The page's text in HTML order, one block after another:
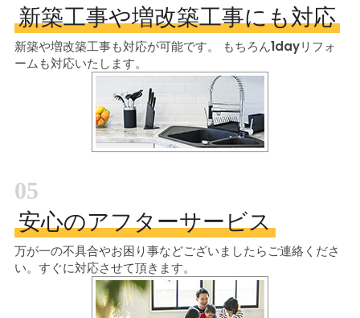
新築工事や増改築工事にも対応
新築や増改築工事も対応が可能です。
もちろん1dayリフォ
ームも対応いたします。
05
安心のアフターサービス
万が一の不具合やお困り事などございましたらご連絡くださ
い。すぐに対応させて頂きます。